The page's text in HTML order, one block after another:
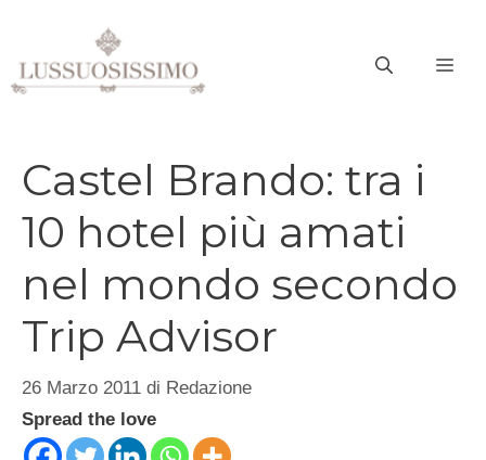
contenuto
Castel Brando: tra i
10 hotel più amati
nel mondo secondo
Trip Advisor
26 Marzo 2011 di Redazione
Spread the love